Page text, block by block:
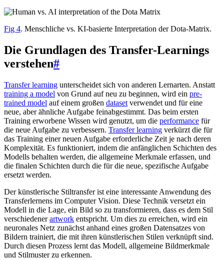
Fig 4. Menschliche vs. KI-basierte Interpretation der Dota-Matrix.
Die Grundlagen des Transfer-Learnings
verstehen#
Transfer learning unterscheidet sich von anderen Lernarten. Anstatt
training a model von Grund auf neu zu beginnen, wird ein pre-
trained model auf einem großen dataset verwendet und für eine
neue, aber ähnliche Aufgabe feinabgestimmt. Das beim ersten
Training erworbene Wissen wird genutzt, um die performance für
die neue Aufgabe zu verbessern. Transfer learning verkürzt die für
das Training einer neuen Aufgabe erforderliche Zeit je nach deren
Komplexität. Es funktioniert, indem die anfänglichen Schichten des
Modells behalten werden, die allgemeine Merkmale erfassen, und
die finalen Schichten durch die für die neue, spezifische Aufgabe
ersetzt werden.
Der künstlerische Stiltransfer ist eine interessante Anwendung des
Transferlernens im Computer Vision. Diese Technik versetzt ein
Modell in die Lage, ein Bild so zu transformieren, dass es dem Stil
verschiedenerartwork entspricht. Um dies zu erreichen, wird ein
neuronales Netz zunächst anhand eines großen Datensatzes von
Bildern trainiert, die mit ihren künstlerischen Stilen verknüpft sind.
Durch diesen Prozess lernt das Modell, allgemeine Bildmerkmale
und Stilmuster zu erkennen.